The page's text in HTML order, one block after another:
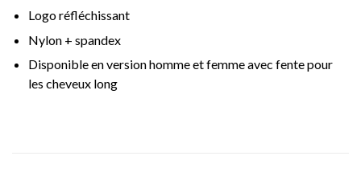
Logo réfléchissant
Nylon + spandex
Disponible en version homme et femme avec fente pour
les cheveux long